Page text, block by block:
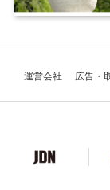
運営会社 広告・